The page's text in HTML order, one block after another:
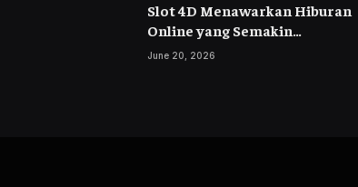
Slot 4D Menawarkan Hiburan
Online yang Semakin
Berkembang
June 20, 2026